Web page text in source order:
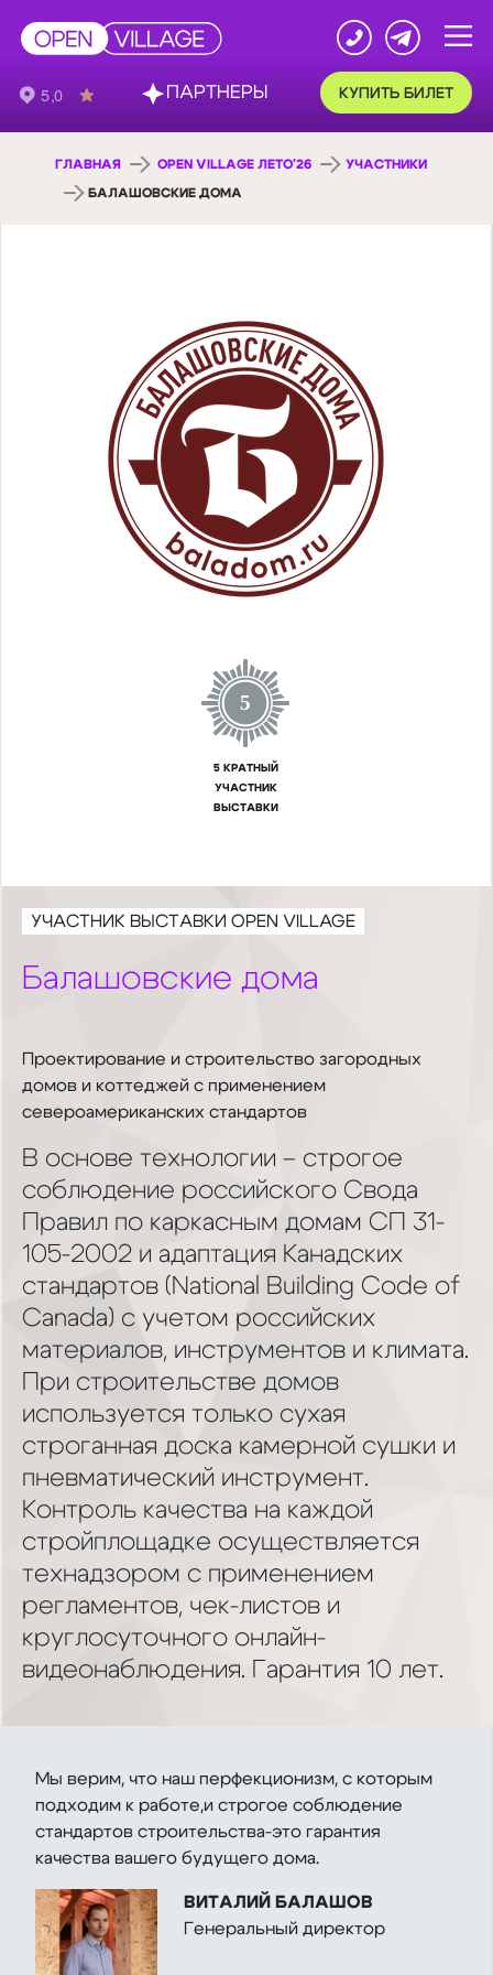
КУПИТЬ БИЛЕТ
ГЛАВНАЯ OPEN VILLAGE ЛЕТО'26 УЧАСТНИКИ
БАЛАШОВСКИЕ ДОМА
5
5 КРАТНЫЙ
УЧАСТНИК
ВЫСТАВКИ
УЧАСТНИК ВЫСТАВКИ OPEN VILLAGE
Балашовские дома
Проектирование и строительство загородных
домов и коттеджей с применением
североамериканских стандартов
В основе технологии – строгое
соблюдение российского Свода
Правил по каркасным домам СП 31-
105-2002 и адаптация Канадских
стандартов (National Building Code of
Canada) с учетом российских
материалов, инструментов и климата.
При строительстве домов
используется только сухая
строганная доска камерной сушки и
пневматический инструмент.
Контроль качества на каждой
стройплощадке осуществляется
технадзором с применением
регламентов, чек-листов и
круглосуточного онлайн-
видеонаблюдения. Гарантия 10 лет.
Мы верим, что наш перфекционизм, с которым
подходим к работе,и строгое соблюдение
стандартов строительства-это гарантия
качества вашего будущего дома.
ВИТАЛИЙ БАЛАШОВ
Генеральный директор